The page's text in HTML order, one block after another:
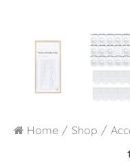
Home Shop